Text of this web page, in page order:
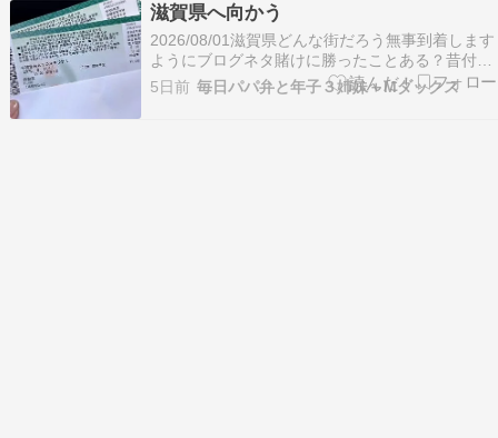
滋賀県へ向かう
2026/08/01滋賀県どんな街だろう無事到着します
ようにブログネタ賭けに勝ったことある？昔付き
合いでパチンコ屋ついて行ってた時試しにやって
みたらついたかなんかでいっぱいお金貰えた▼本
5日前 毎日パパ弁と年子３姉妹＋Mダックス